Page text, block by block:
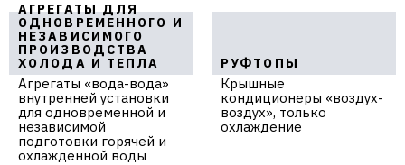
АГРЕГАТЫ ДЛЯ
ОДНОВРЕМЕННОГО И
НЕЗАВИСИМОГО
ПРОИЗВОДСТВА
ХОЛОДА И ТЕПЛА
Агрегаты «вода-вода»
внутренней установки
для одновременной и
независимой
подготовки горячей и
охлаждённой воды
РУФТОПЫ
Крышные
кондиционеры «воздух-
воздух», только
охлаждение